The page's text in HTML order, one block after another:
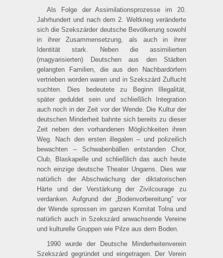
Als Folge der Assimilationsprozesse im 20.
Jahrhundert und nach dem 2. Weltkrieg veränderte
sich die Szekszárder deutsche Bevölkerung sowohl
in ihrer Zusammensetzung, als auch in ihrer
Identität stark. Neben die assimilierten
(magyarisierten) Deutschen aus den Städten
gelangten Familien, die aus den Nachbardörfern
vertrieben worden waren und in Szekszárd Zuflucht
suchten. Dies bedeutete zu Beginn Illegalität,
später geduldet sein und schließlich Integration
auch noch in der Zeit vor der Wende. Die Kultur der
deutschen Minderheit bahnte sich bereits zu dieser
Zeit neben den vorhandenen Möglichkeiten ihren
Weg. Nach den ersten illegalen – und polizeilich
bewachten – Schwabenbällen entstanden Chor,
Club, Blaskapelle und schließlich das auch heute
noch einzige deutsche Theater Ungarns. Dies war
natürlich der Abschwächung der diktatorischen
Härte und der Verstärkung der Zivilcourage zu
verdanken. Aufgrund der „Bodenvorbereitung” vor
der Wende sprossen im ganzen Komitat Tolna und
natürlich auch in Szekszárd anwachsende Vereine
und kulturelle Gruppen wie Pilze aus dem Boden.
1990 wurde der Deutsche Minderheitenverein
Szekszárd gegründet und eingetragen. Der Verein